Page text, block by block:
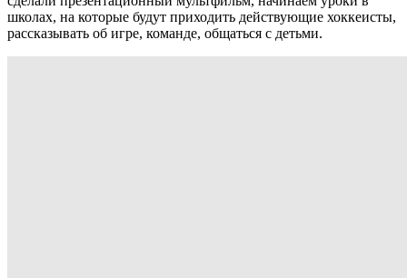
школах, на которые будут приходить действующие хоккеисты,
рассказывать об игре, команде, общаться с детьми.